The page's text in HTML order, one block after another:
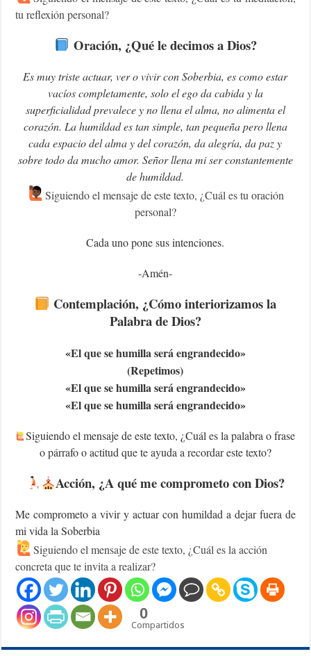
tu reflexión personal?
Oración, ¿Qué le decimos a Dios?
Es muy triste actuar, ver o vivir con Soberbia, es como estar
vacíos completamente, solo el ego da cabida y la
superficialidad prevalece y no llena el alma, no alimenta el
corazón. La humildad es tan simple, tan pequeña pero llena
cada espacio del alma y del corazón, da alegría, da paz y
sobre todo da mucho amor. Señor llena mi ser constantemente
de humildad.
Siguiendo el mensaje de este texto, ¿Cuál es tu oración
personal?
Cada uno pone sus intenciones.
-Amén-
Contemplación, ¿Cómo interiorizamos la
Palabra de Dios?
«El que se humilla será engrandecido»
(Repetimos)
«El que se humilla será engrandecido»
«El que se humilla será engrandecido»
Siguiendo el mensaje de este texto, ¿Cuál es la palabra o frase
o párrafo o actitud que te ayuda a recordar este texto?
Acción, ¿A qué me comprometo con Dios?
Me comprometo a vivir y actuar con humildad a dejar fuera de
mi vida la Soberbia
Siguiendo el mensaje de este texto, ¿Cuál es la acción
concreta que te invita a realizar?
0
Compartidos